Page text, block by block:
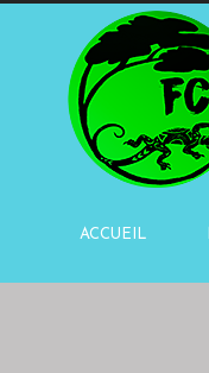
ACCUEIL